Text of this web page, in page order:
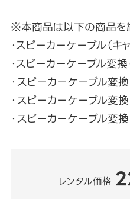
※本商品は以下の商品を
・スピーカーケーブル（キ
・スピーカーケーブル変換
・スピーカーケーブル変換
・スピーカーケーブル変換
・スピーカーケーブル変換
レンタル価格